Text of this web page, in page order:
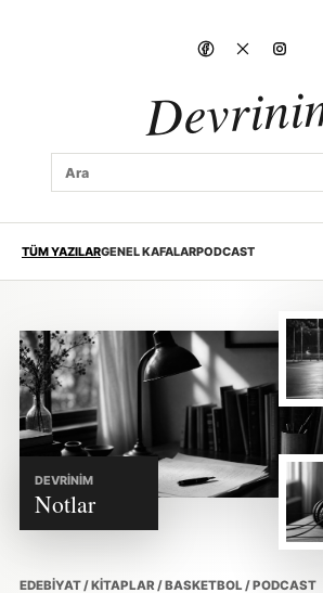
TÜM YAZILARGENEL KAFALARPODCAST
EDEBIYAT / KITAPLAR / BASKETBOL / PODCAST
DEVRINIM
Notlar